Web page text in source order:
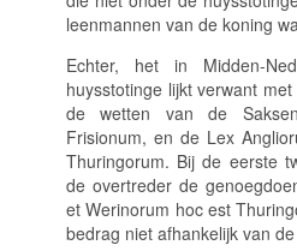
leenmannen van de koning
Echter, het in Midden-
huysstotinge lijkt verwant
de wetten van de
Frisionum, en de Lex
Thuringorum. Bij de eerste
de overtreder de
et Werinorum hoc est
bedrag niet afhankelijk van